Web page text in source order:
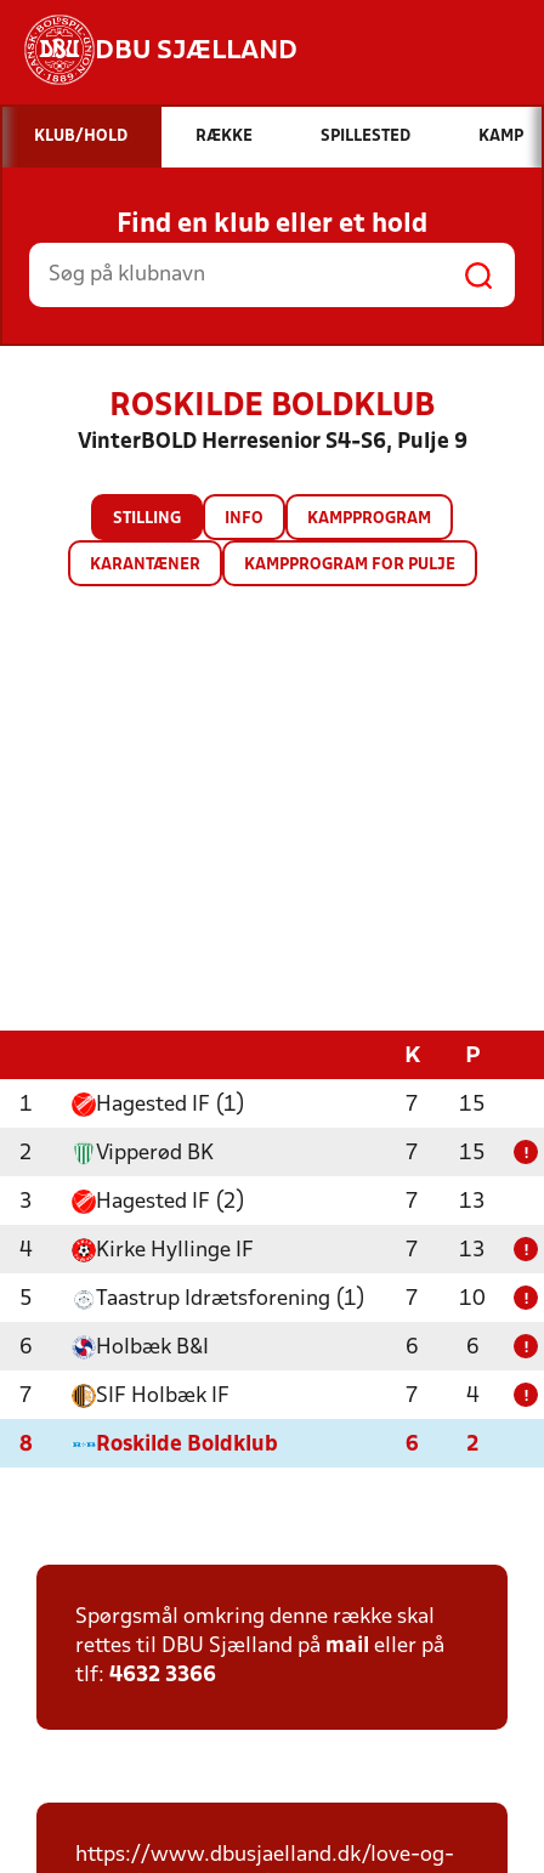
DBU SJÆLLAND
Hvad vil du søge efter?
INDHOLD OG NYHEDER
STILLINGER, RESULTATER, KLUBBER OG
HOLD
KLUB/HOLD RÆKKE SPILLESTED KAMP
Find en klub eller et hold
ROSKILDE BOLDKLUB
VinterBOLD Herresenior S4-S6, Pulje 9
STILLING INFO KAMPPROGRAM
KARANTÆNER KAMPPROGRAM FOR PULJE
K P
1 Hagested IF (1) 7 15
2 Vipperød BK 7 15 !
3 Hagested IF (2) 7 13
4 Kirke Hyllinge IF 7 13 !
5 Taastrup Idrætsforening (1) 7 10 !
6 Holbæk B&I 6 6 !
7 SIF Holbæk IF 7 4 !
8 Roskilde Boldklub 6 2
Spørgsmål omkring denne række skal
rettes til DBU Sjælland på mail eller på
tlf: 4632 3366
https://www.dbusjaelland.dk/love-og-